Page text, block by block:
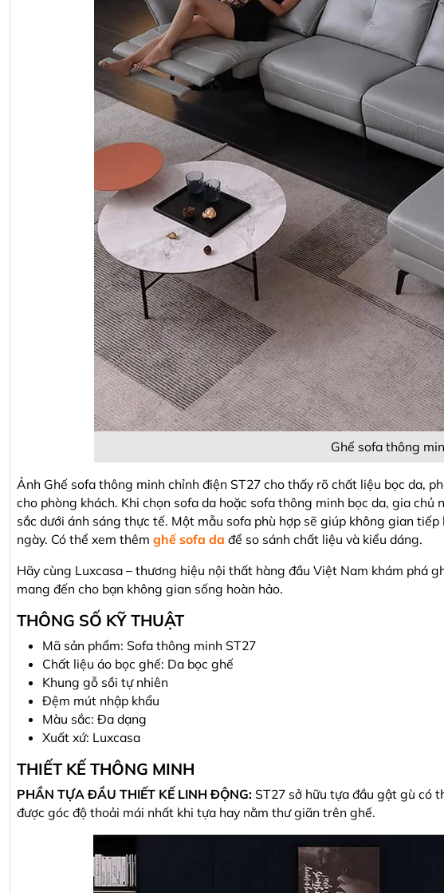
Ghế sofa thông
Ảnh Ghế sofa thông minh chỉnh điện ST27 cho thấy rõ chất liệu bọc da,
cho phòng khách. Khi chọn sofa da hoặc sofa thông minh bọc da, gia
sắc dưới ánh sáng thực tế. Một mẫu sofa phù hợp sẽ giúp không gian
ngày. Có thể xem thêm ghế sofa da để so sánh chất liệu và kiểu dáng.
Hãy cùng Luxcasa – thương hiệu nội thất hàng đầu Việt Nam khám phá
mang đến cho bạn không gian sống hoàn hảo.
THÔNG SỐ KỸ THUẬT
Mã sản phẩm: Sofa thông minh ST27
Chất liệu áo bọc ghế: Da bọc ghế
Khung gỗ sồi tự nhiên
Đệm mút nhập khẩu
Màu sắc: Đa dạng
Xuất xứ: Luxcasa
THIẾT KẾ THÔNG MINH
PHẦN TỰA ĐẦU THIẾT KẾ LINH ĐỘNG: ST27 sở hữu tựa đầu gật gù có
được góc độ thoải mái nhất khi tựa hay nằm thư giãn trên ghế.